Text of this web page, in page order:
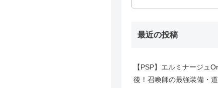
最近の投稿
【PSP】エルミナージュ
後！召喚師の最強装備・